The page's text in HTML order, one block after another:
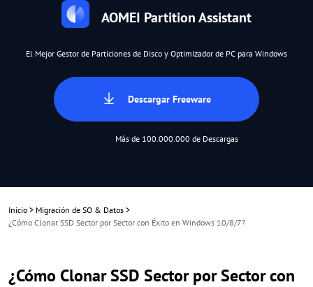
AOMEI Partition Assistant
El Mejor Gestor de Particiones de Disco y Optimizador de PC para Windows
Descargar Freeware
Más de 100.000.000 de Descargas
Inicio > Migración de SO & Datos >
¿Cómo Clonar SSD Sector por Sector con Éxito en Windows 10/8/7?
¿Cómo Clonar SSD Sector por Sector con